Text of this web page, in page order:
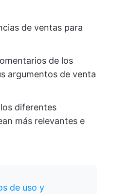
de ventas para
de los
argumentos de venta
diferentes
más relevantes e
de uso y